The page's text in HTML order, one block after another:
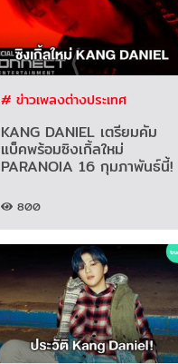
# ข่าวเพลงต่างประเทศ
KANG DANIEL เตรียมคัม
แบ็คพร้อมซิงเกิ้ลใหม่
PARANOIA 16 กุมภาพันธ์นี้!
800